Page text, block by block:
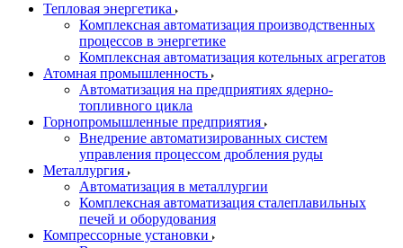
Тепловая энергетика
Комплексная автоматизация производственных
процессов в энергетике
Комплексная автоматизация котельных агрегатов
Атомная промышленность
Автоматизация на предприятиях ядерно-
топливного цикла
Горнопромышленные предприятия
Внедрение автоматизированных систем
управления процессом дробления руды
Металлургия
Автоматизация в металлургии
Комплексная автоматизация сталеплавильных
печей и оборудования
Компрессорные установки